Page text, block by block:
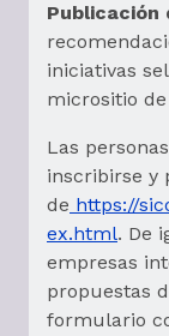
Publicación
iniciativas
micrositio
Las
inscribirse y
de https://
ex.html. De
empresas
propuestas
formulario